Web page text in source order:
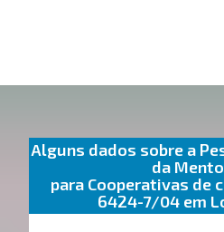
Alguns dados sobre a
da
para Cooperativas de
6424-7/04 em